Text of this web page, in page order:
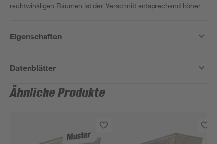
rechtwinkligen Räumen ist der Verschnitt entsprechend höher.
Eigenschaften
Datenblätter
Ähnliche Produkte